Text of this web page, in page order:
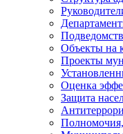
Объекты на
Проекты
Оценка
Защита